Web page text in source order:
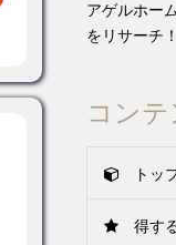
アゲルホー
をリサーチ！
コンテ
トッ
得す